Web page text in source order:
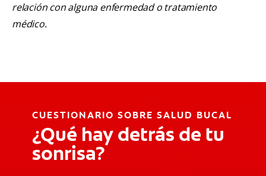
relación con alguna enfermedad o tratamiento
médico.
CUESTIONARIO SOBRE SALUD BUCAL
¿Qué hay detrás de tu
sonrisa?